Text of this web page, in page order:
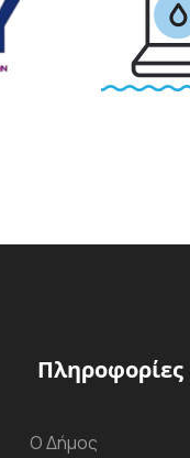
Πληροφορίες
Ο Δήμος